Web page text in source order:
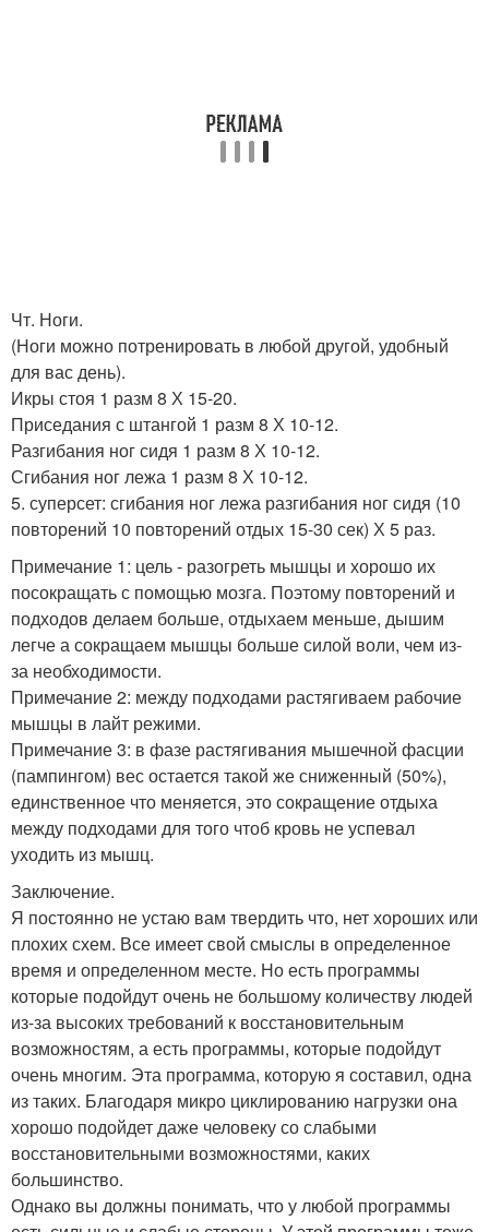
Чт. Ноги.
(Ноги можно потренировать в любой другой, удобный
для вас день).
Икры стоя 1 разм 8 Х 15-20.
Приседания с штангой 1 разм 8 Х 10-12.
Разгибания ног сидя 1 разм 8 Х 10-12.
Сгибания ног лежа 1 разм 8 Х 10-12.
5. суперсет: сгибания ног лежа разгибания ног сидя (10
повторений 10 повторений отдых 15-30 сек) Х 5 раз.
Примечание 1: цель - разогреть мышцы и хорошо их
посокращать с помощью мозга. Поэтому повторений и
подходов делаем больше, отдыхаем меньше, дышим
легче а сокращаем мышцы больше силой воли, чем из-
за необходимости.
Примечание 2: между подходами растягиваем рабочие
мышцы в лайт режими.
Примечание 3: в фазе растягивания мышечной фасции
(пампингом) вес остается такой же сниженный (50%),
единственное что меняется, это сокращение отдыха
между подходами для того чтоб кровь не успевал
уходить из мышц.
Заключение.
Я постоянно не устаю вам твердить что, нет хороших или
плохих схем. Все имеет свой смыслы в определенное
время и определенном месте. Но есть программы
которые подойдут очень не большому количеству людей
из-за высоких требований к восстановительным
возможностям, а есть программы, которые подойдут
очень многим. Эта программа, которую я составил, одна
из таких. Благодаря микро циклированию нагрузки она
хорошо подойдет даже человеку со слабыми
восстановительными возможностями, каких
большинство.
Однако вы должны понимать, что у любой программы